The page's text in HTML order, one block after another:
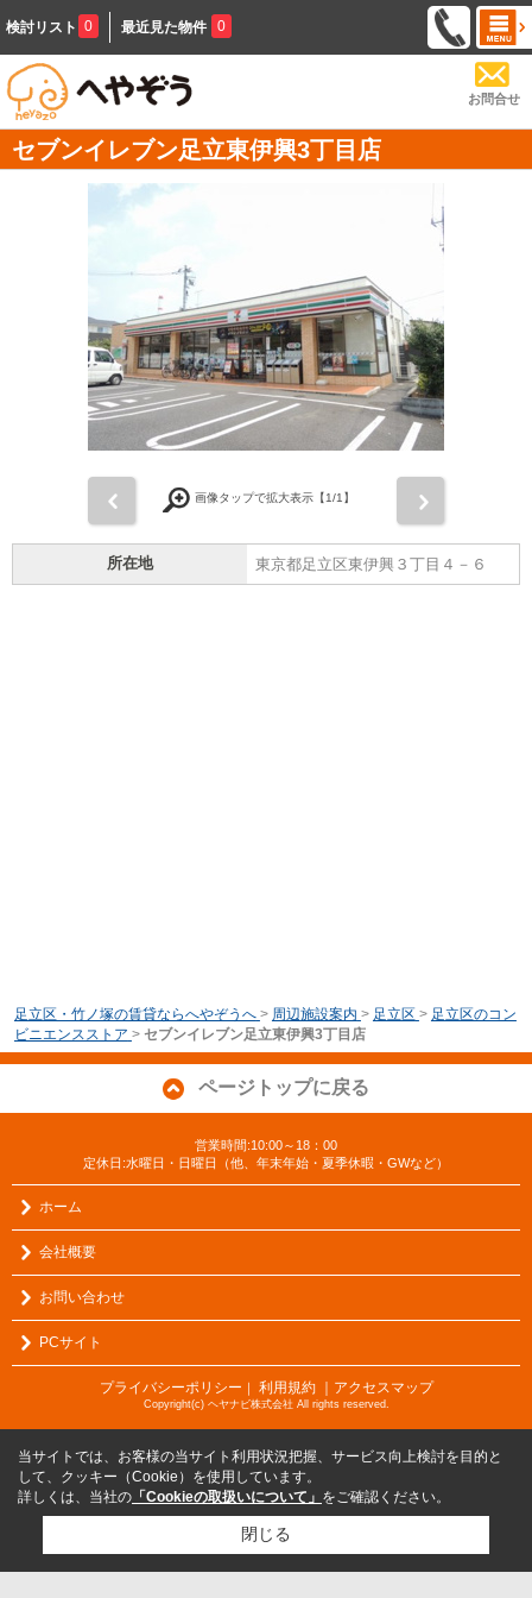
検討リスト 0 最近見た物件 0
お問合せ
セブンイレブン足立東伊興3丁目店
画像タップで拡大表示【1/1】
所在地 東京都足立区東伊興３丁目４－６
足立区・竹ノ塚の賃貸ならへやぞうへ > 周辺施設案内 > 足立区 > 足立区のコン
ビニエンスストア > セブンイレブン足立東伊興3丁目店
ページトップに戻る
営業時間:10:00～18：00
定休日:水曜日・日曜日（他、年末年始・夏季休暇・GWなど）
ホーム
会社概要
お問い合わせ
PCサイト
プライバシーポリシー 利用規約 ｜アクセスマップ
Copyright(c) ヘヤナビ株式会社 All rights reserved.
当サイトでは、お客様の当サイト利用状況把握、サービス向上検討を目的と
して、クッキー（Cookie）を使用しています。
詳しくは、当社の 「Cookieの取扱いについて」 をご確認ください。
閉じる